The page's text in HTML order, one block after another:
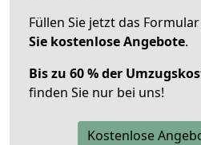
Füllen Sie jetzt das
Sie kostenlose Angebote.
Bis zu 60 % der
finden Sie nur bei uns!
Kostenlose